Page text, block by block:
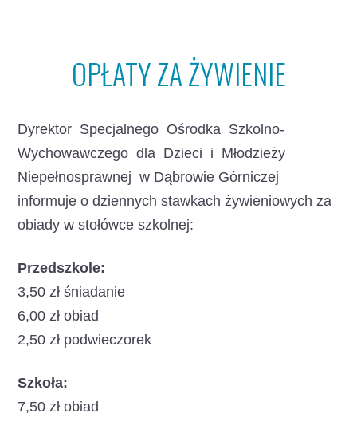
OPŁATY ZA ŻYWIENIE
Dyrektor Specjalnego Ośrodka Szkolno-
Wychowawczego dla Dzieci i Młodzieży
Niepełnosprawnej w Dąbrowie Górniczej
informuje o dziennych stawkach żywieniowych za
obiady w stołówce szkolnej:
Przedszkole:
3,50 zł śniadanie
6,00 zł obiad
2,50 zł podwieczorek
Szkoła:
7,50 zł obiad